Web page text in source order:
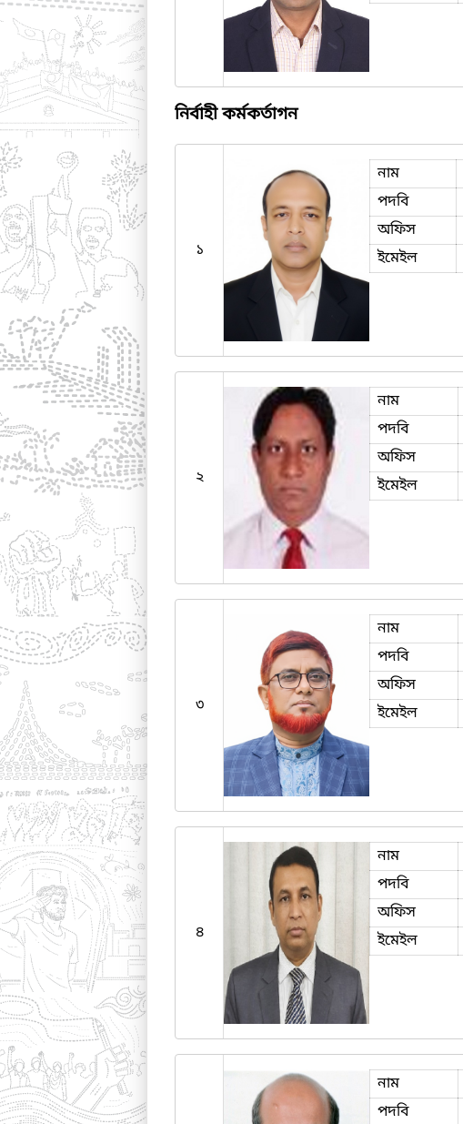
নির্বাহী কর্মকর্তাগন
১
নাম
পদবি
অফিস
ইমেইল
২
নাম
পদবি
অফিস
ইমেইল
৩
নাম
পদবি
অফিস
ইমেইল
৪
নাম
পদবি
অফিস
ইমেইল
নাম
পদবি